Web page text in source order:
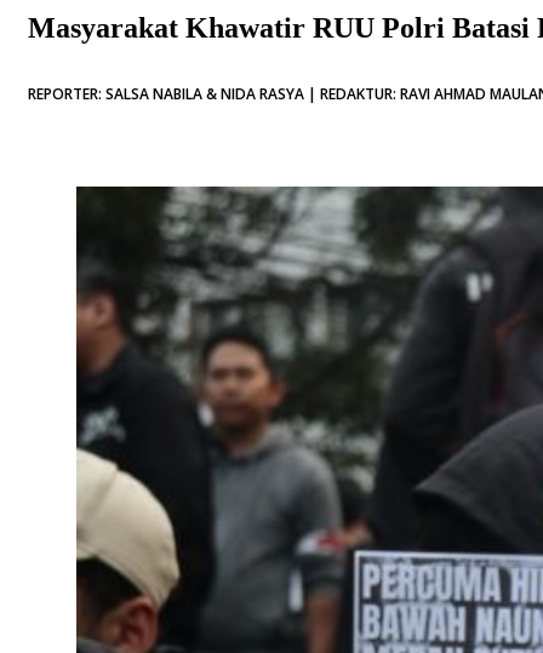
Masyarakat Khawatir RUU Polri Batasi
REPORTER: SALSA NABILA & NIDA RASYA | REDAKTUR: RAVI AHMAD